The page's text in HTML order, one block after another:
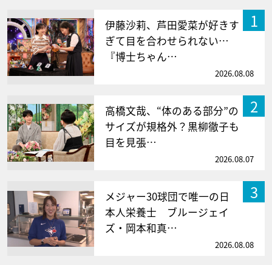
1
伊藤沙莉、芦田愛菜が好きす
ぎて目を合わせられない…
『博士ちゃん…
2026.08.08
2
高橋文哉、“体のある部分”の
サイズが規格外？黒柳徹子も
目を見張…
2026.08.07
3
メジャー30球団で唯一の日
本人栄養士 ブルージェイ
ズ・岡本和真…
2026.08.08